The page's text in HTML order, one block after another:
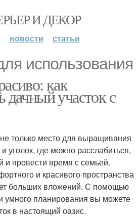
И ДЕКОР
новости статьи
использования
как
дачный участок с
только место для выращивания
уголок, где можно расслабиться,
и провести время с семьей.
и красивого пространства
больших вложений. С помощью
умного планирования вы можете
в настоящий оазис.